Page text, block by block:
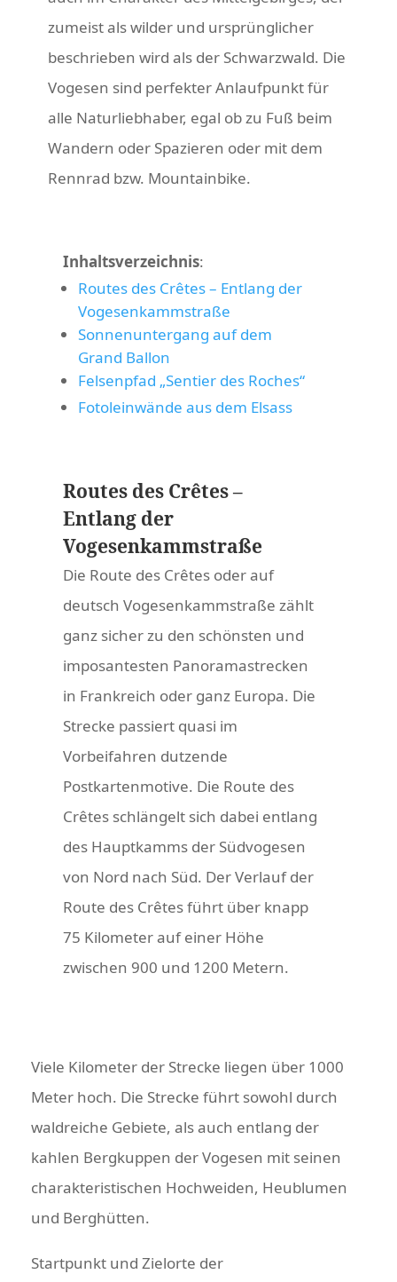
zumeist als wilder und ursprünglicher
beschrieben wird als der Schwarzwald. Die
Vogesen sind perfekter Anlaufpunkt für
alle Naturliebhaber, egal ob zu Fuß beim
Wandern oder Spazieren oder mit dem
Rennrad bzw. Mountainbike.
Inhaltsverzeichnis:
Routes des Crêtes – Entlang der
Vogesenkammstraße
Sonnenuntergang auf dem
Grand Ballon
Felsenpfad „Sentier des Roches“
Fotoleinwände aus dem Elsass
Routes des Crêtes –
Entlang der
Vogesenkammstraße
Die Route des Crêtes oder auf
deutsch Vogesenkammstraße zählt
ganz sicher zu den schönsten und
imposantesten Panoramastrecken
in Frankreich oder ganz Europa. Die
Strecke passiert quasi im
Vorbeifahren dutzende
Postkartenmotive. Die Route des
Crêtes schlängelt sich dabei entlang
des Hauptkamms der Südvogesen
von Nord nach Süd. Der Verlauf der
Route des Crêtes führt über knapp
75 Kilometer auf einer Höhe
zwischen 900 und 1200 Metern.
Viele Kilometer der Strecke liegen über 1000
Meter hoch. Die Strecke führt sowohl durch
waldreiche Gebiete, als auch entlang der
kahlen Bergkuppen der Vogesen mit seinen
charakteristischen Hochweiden, Heublumen
und Berghütten.
Startpunkt und Zielorte der